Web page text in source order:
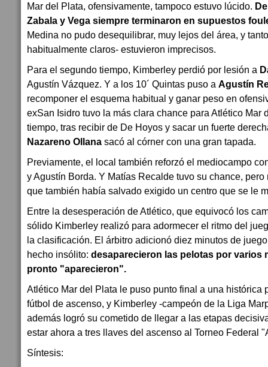
Mar del Plata, ofensivamente, tampoco estuvo lúcido.
Zabala y Vega siempre terminaron en supuestos
Medina no pudo desequilibrar, muy lejos del área, y
habitualmente claros- estuvieron imprecisos.
Para el segundo tiempo, Kimberley perdió por lesión a
Agustín Vázquez. Y a los 10´ Quintas puso a Agustín
recomponer el esquema habitual y ganar peso en
exSan Isidro tuvo la más clara chance para Atlético Mar
tiempo, tras recibir de De Hoyos y sacar un fuerte
Nazareno Ollana sacó al córner con una gran tapada.
Previamente, el local también reforzó el mediocampo
y Agustín Borda. Y Matías Recalde tuvo su chance,
que también había salvado exigido un centro que se le
Entre la desesperación de Atlético, que equivocó los
sólido Kimberley realizó para adormecer el ritmo del
la clasificación. El árbitro adicionó diez minutos de
hecho insólito: desaparecieron las pelotas por varios
pronto "aparecieron".
Atlético Mar del Plata le puso punto final a una histórica
fútbol de ascenso, y Kimberley -campeón de la Liga
además logró su cometido de llegar a las etapas
estar ahora a tres llaves del ascenso al Torneo Federal
Síntesis: